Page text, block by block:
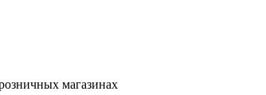
магазинах